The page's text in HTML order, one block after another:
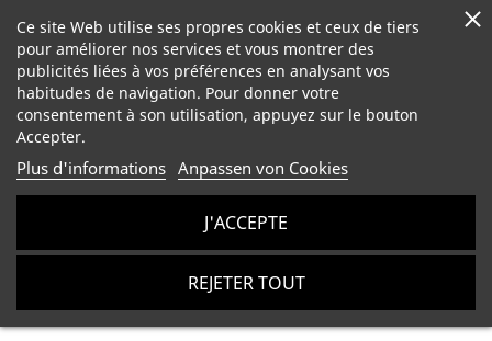
PAPARESSEUX-Humor-T-Shirt
Ce site Web utilise ses propres cookies et ceux de tiers
pour améliorer nos services et vous montrer des
publicités liées à vos préférences en analysant vos
habitudes de navigation. Pour donner votre
consentement à son utilisation, appuyez sur le bouton
Accepter.
Plus d'informations Anpassen von Cookies
REJETER TOUT
J'ACCEPTE